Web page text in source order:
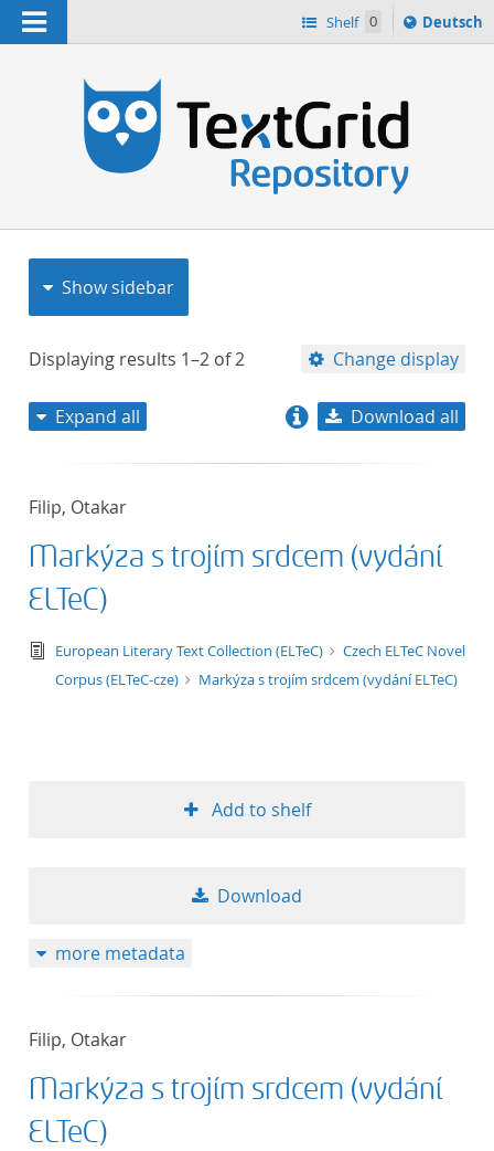
Navigation Shelf 0
Sprache
ï¿½ndern
Deutsch
Show sidebar
Displaying results 1–2 of2 Change display
title descending
format
Expand all Download all
Filip, Otakar
Markýza s trojím srdcem (vydání
ELTeC)
text/tg.edition+tg.aggregation+xml
European Literary Text Collection (ELTeC)
Czech ELTeC Novel
Corpus (ELTeC-cze)
Markýza s trojím srdcem (vydání ELTeC)
Add to shelf
Download
more metadata
Filip, Otakar
Markýza s trojím srdcem (vydání
ELTeC)